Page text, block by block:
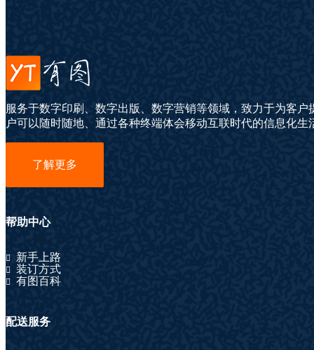
服务于数字印刷、数字出版、数字营销等领域，致力于为客
户可以随时随地、通过各种终端体会移动互联时代的信息化生
了解更多
帮助中心
新手上路
装订方式
有图百科
配送服务